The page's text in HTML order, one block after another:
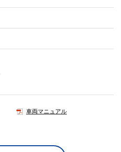
車両マニュアル